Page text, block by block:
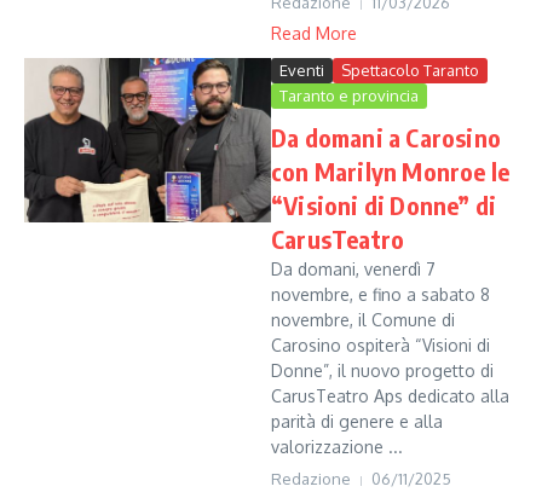
Read More
Eventi
Spettacolo Taranto
Taranto e provincia
Da domani a Carosino
con Marilyn Monroe le
“Visioni di Donne” di
CarusTeatro
Da domani, venerdì 7
novembre, e fino a sabato 8
novembre, il Comune di
Carosino ospiterà “Visioni di
Donne”, il nuovo progetto di
CarusTeatro Aps dedicato alla
parità di genere e alla
valorizzazione ...
Redazione 06/11/2025